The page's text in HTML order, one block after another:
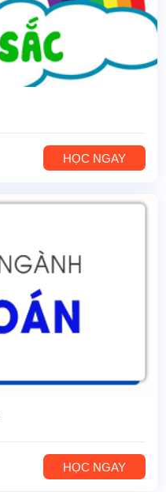
HỌC NGAY
HỌC NGAY